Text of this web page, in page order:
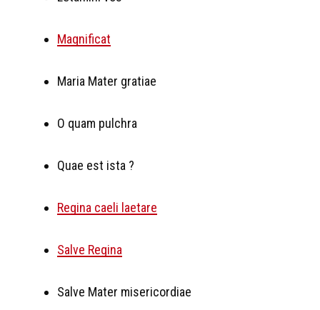
Magnificat
Maria Mater gratiae
O quam pulchra
Quae est ista ?
Regina caeli laetare
Salve Regina
Salve Mater misericordiae